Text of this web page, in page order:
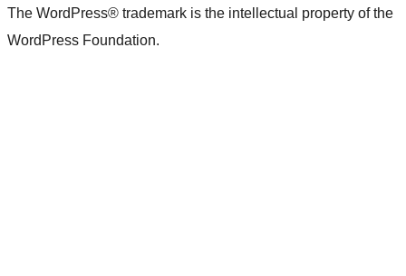
The WordPress® trademark is the intellectual property of the
WordPress Foundation.